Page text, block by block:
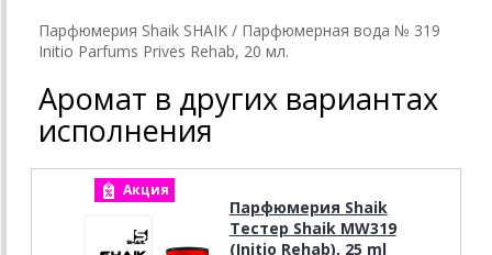
Парфюмерия Shaik SHAIK / Парфюмерная вода № 319
Initio Parfums Prives Rehab, 20 мл.
Аромат в других вариантах
исполнения
Акция
Парфюмерия Shaik
Тестер Shaik MW319
(Initio Rehab), 25 ml